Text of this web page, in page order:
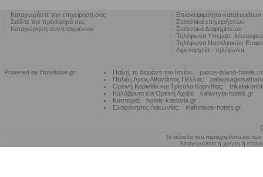
Καταχωρήστε την επιχείρησή σας
Στείλτε την προσφορά σας
Καταχώρηση συντεταγμένων
Επισκεψιμότητα καταλυμάτων
Στατιστικά επιχειρήσεων
Στατιστικά Διαφημίσεων
Τηλέφωνα Υπερασ.
Τηλέφωνα Ναυτιλιακών
Λιμεναρχεία - τηλέφωνα
Powered by Hotelsline.gr: Παξοί, το διαμάντι του Ιονίου:
paxos-island-
Παλιός Αγιος Αθανάσιος Πέλλας:
Ορεινή Κορινθία και Τρίκαλα Κορινθίας:
Καλάβρυτα και Ορεινή Αχαϊα:
kalavryta-hotels.gr
Καστοριά:
hotels-kastoria.gr
Ελαφόνησος Λακωνίας:
elafonisos-hotels.gr
Το σύνολο του περιεχομένου και
Απαγορεύεται η χρήση ή